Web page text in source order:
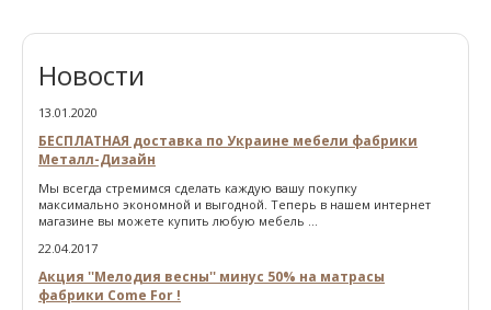
Новости
13.01.2020
БЕСПЛАТНАЯ доставка по Украине мебели фабрики
Металл-Дизайн
Мы всегда стремимся сделать каждую вашу покупку
максимально экономной и выгодной. Теперь в нашем интернет
магазине вы можете купить любую мебель ...
22.04.2017
Акция ''Мелодия весны'' минус 50% на матрасы
фабрики Come For !